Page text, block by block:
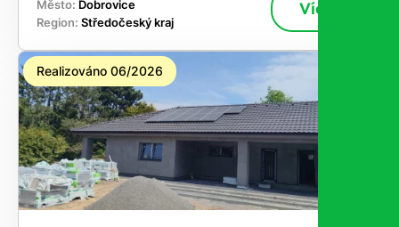
Město: Dobrovice
Region: Středočeský kraj
Více
Realizováno 06/2026